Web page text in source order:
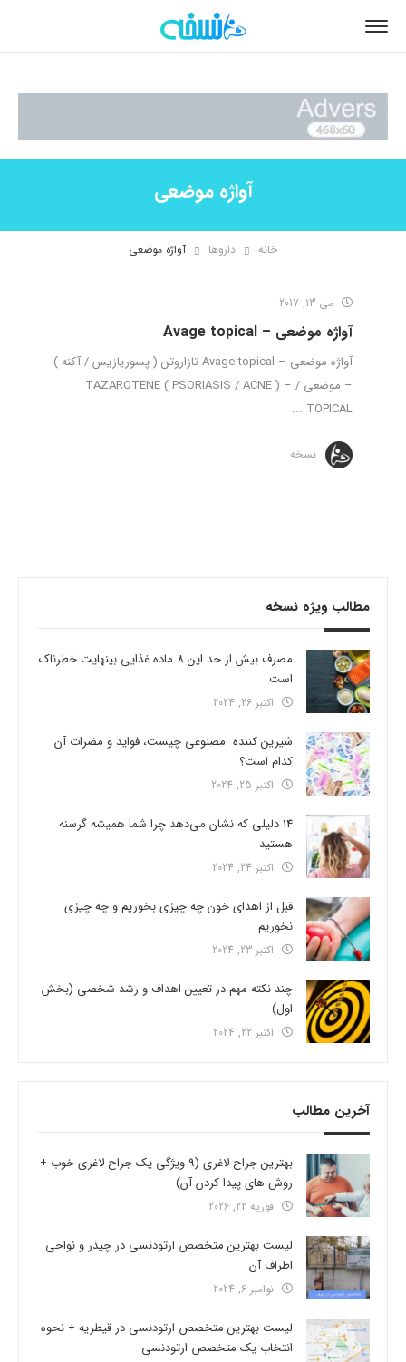
آواژه موضعی
خانه داروها آواژه موضعی
می 13, 2017
آواژه موضعی – Avage topical
آواژه موضعی – Avage topical تازاروتن ( پسوریازیس / آکنه )
– موضعی / TAZAROTENE ( PSORIASIS / ACNE ) –
TOPICAL ...
نسخه
مطالب ویژه نسخه
مصرف بیش از حد این 8 ماده غذایی بینهایت خطرناک
است
اکتبر 26, 2024
شیرین کننده مصنوعی چیست، فواید و مضرات آن
کدام است؟
اکتبر 25, 2024
14 دلیلی که نشان می‌دهد چرا شما همیشه گرسنه
هستید
اکتبر 24, 2024
قبل از اهدای خون چه چیزی بخوریم و چه چیزی
نخوریم
اکتبر 23, 2024
چند نکته مهم در تعیین اهداف و رشد شخصی (بخش
اول)
اکتبر 22, 2024
آخرین مطالب
بهترین جراح لاغری (9 ویژگی یک جراح لاغری خوب +
روش های پیدا کردن آن)
فوریه 22, 2026
لیست بهترین متخصص ارتودنسی در چیذر و نواحی
اطراف آن
نوامبر 6, 2024
لیست بهترین متخصص ارتودنسی در قیطریه + نحوه
انتخاب یک متخصص ارتودنسی